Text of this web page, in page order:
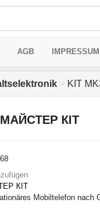
AGB IMPRESSUM
> KIT
МАЙСТЕР КІТ
КІТ
Mobiltelefon nach